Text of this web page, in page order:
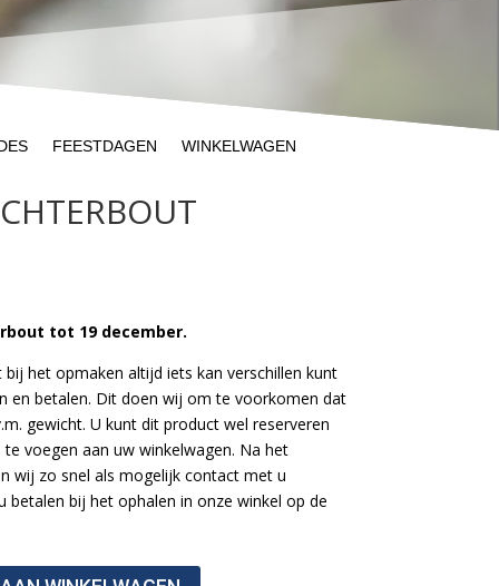
FEESTDAGEN WINKELWAGEN
tot 19 december.
het opmaken altijd iets kan verschillen kunt
en betalen. Dit doen wij om te voorkomen dat
gewicht. U kunt dit product wel reserveren
voegen aan uw winkelwagen. Na het
wij zo snel als mogelijk contact met u
betalen bij het ophalen in onze winkel op de